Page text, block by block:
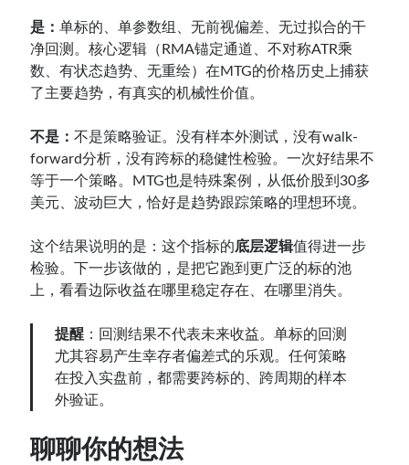
是：单标的、单参数组、无前视偏差、无过拟合的干
净回测。核心逻辑（RMA锚定通道、不对称ATR乘
数、有状态趋势、无重绘）在MTG的价格历史上捕获
了主要趋势，有真实的机械性价值。
不是：不是策略验证。没有样本外测试，没有walk-
forward分析，没有跨标的稳健性检验。一次好结果不
等于一个策略。MTG也是特殊案例，从低价股到30多
美元、波动巨大，恰好是趋势跟踪策略的理想环境。
这个结果说明的是：这个指标的底层逻辑值得进一步
检验。下一步该做的，是把它跑到更广泛的标的池
上，看看边际收益在哪里稳定存在、在哪里消失。
提醒 ：回测结果不代表未来收益。单标的回测
尤其容易产生幸存者偏差式的乐观。任何策略
在投入实盘前，都需要跨标的、跨周期的样本
外验证。
聊聊你的想法